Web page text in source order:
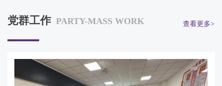
党群工作 PARTY-MASS WORK 查看更多>